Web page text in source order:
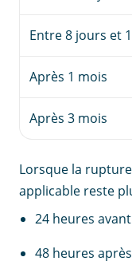
Entre 8 jours et
Après 1 mois
Après 3 mois
Lorsque la
applicable reste
24 heures
48 heures